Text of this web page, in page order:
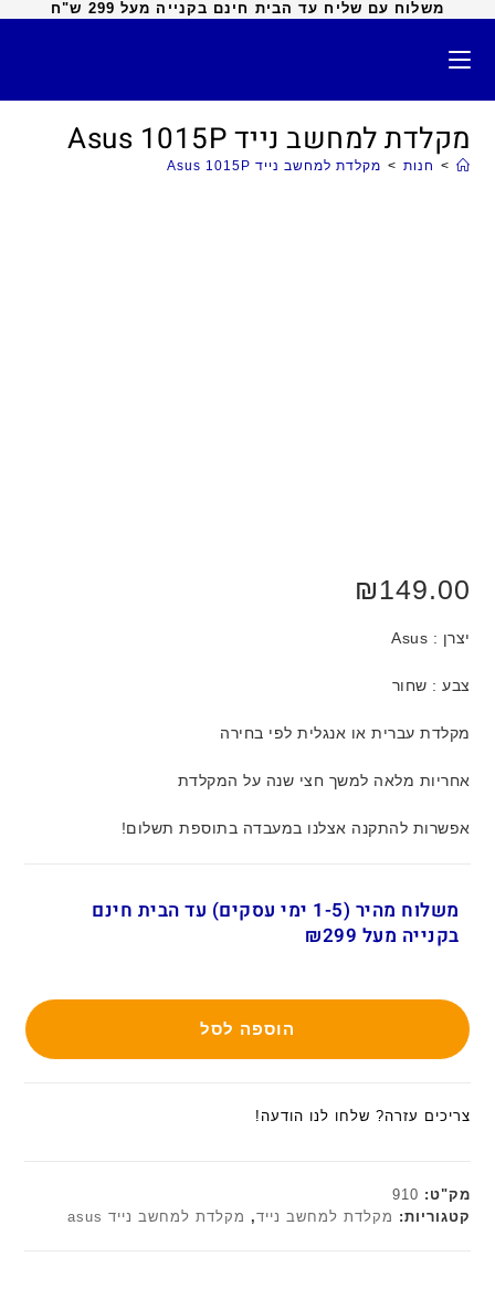
משלוח עם שליח עד הבית חינם בקנייה מעל 299 ש"ח
מקלדת למחשב נייד Asus 1015P
> חנות > מקלדת למחשב נייד Asus 1015P
₪149.00
יצרן : Asus
צבע : שחור
מקלדת עברית או אנגלית לפי בחירה
אחריות מלאה למשך חצי שנה על המקלדת
אפשרות להתקנה אצלנו במעבדה בתוספת תשלום!
משלוח מהיר (1-5 ימי עסקים) עד הבית חינם
בקנייה מעל ₪299
הוספה לסל
צריכים עזרה? שלחו לנו הודעה!
מק"ט: 910
קטגוריות: מקלדת למחשב נייד, מקלדת למחשב נייד asus